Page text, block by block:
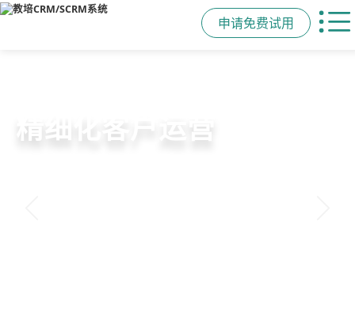
申请免费试用
以学员为中心，打通从引流、转化、
智能销售漏斗
精细化客户运营
私域招生与裂变